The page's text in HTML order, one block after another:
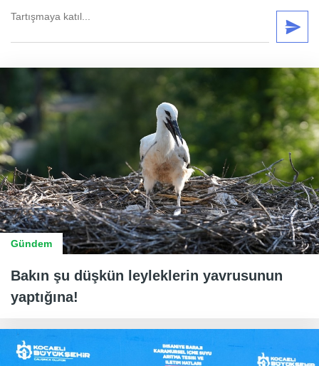
Gündem
Bakın şu düşkün leyleklerin yavrusunun
yaptığına!